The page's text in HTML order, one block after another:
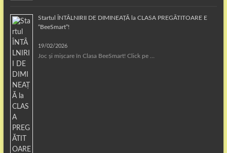
Startul ÎNTÂLNIRII DE DIMINEAȚĂ la CLASA PREGĂTITOARE E
“BeeSmart”!
19/02/2026
Joc și mișcare în Clasa BeeSmart! Click pe …